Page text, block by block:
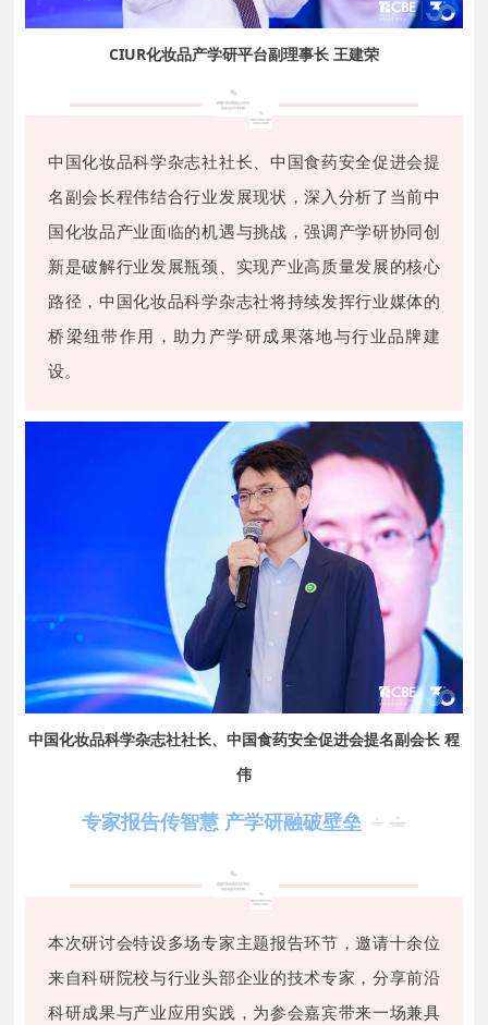
CIUR化妆品产学研平台副理事长 王建荣
中国化妆品科学杂志社社长、中国食药安全促进会提
名副会长程伟结合行业发展现状，深入分析了当前中
国化妆品产业面临的机遇与挑战，强调产学研协同创
新是破解行业发展瓶颈、实现产业高质量发展的核心
路径，中国化妆品科学杂志社将持续发挥行业媒体的
桥梁纽带作用，助力产学研成果落地与行业品牌建
设。
中国化妆品科学杂志社社长、中国食药安全促进会提名副会长 程
伟
专家报告传智慧 产学研融破壁垒
本次研讨会特设多场专家主题报告环节，邀请十余位
来自科研院校与行业头部企业的技术专家，分享前沿
科研成果与产业应用实践，为参会嘉宾带来一场兼具